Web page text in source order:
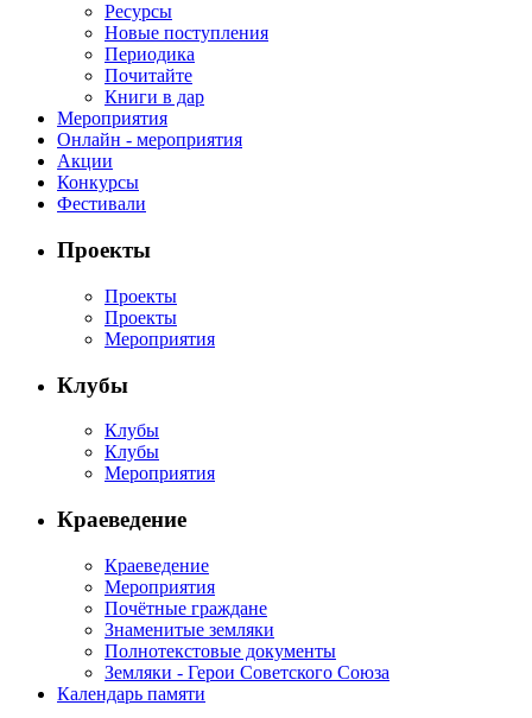
Ресурсы
Новые поступления
Периодика
Почитайте
Книги в дар
Мероприятия
Онлайн - мероприятия
Акции
Конкурсы
Фестивали
Проекты
Проекты
Проекты
Мероприятия
Клубы
Клубы
Клубы
Мероприятия
Краеведение
Краеведение
Мероприятия
Почётные граждане
Знаменитые земляки
Полнотекстовые документы
Земляки - Герои Советского Союза
Календарь памяти